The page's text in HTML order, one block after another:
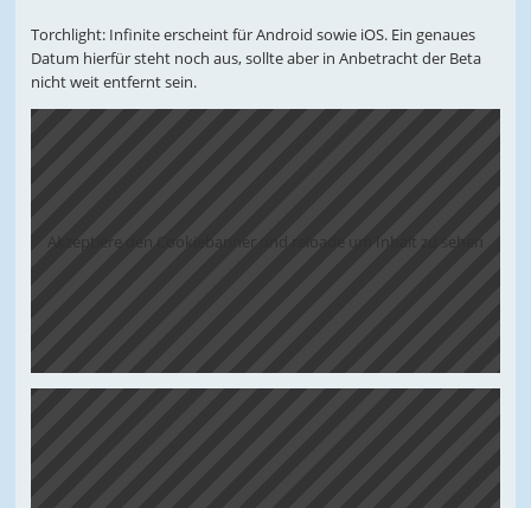
Torchlight: Infinite erscheint für Android sowie iOS. Ein genaues
Datum hierfür steht noch aus, sollte aber in Anbetracht der Beta
nicht weit entfernt sein.
Akzeptiere den Cookiebanner und reloade um Inhalt zu sehen